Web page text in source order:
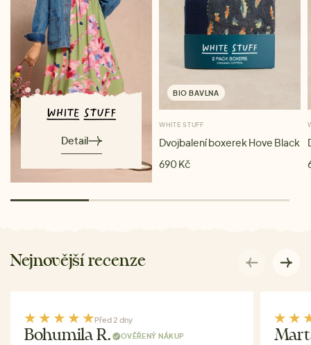
Detail
BIO BAVLNA
WHITE STUFF
Dvojbalení boxerek Hove Black
690 Kč
Nejnovější recenze
Před 2 dny
Bohumila R. OVĚŘENÝ NÁKUP